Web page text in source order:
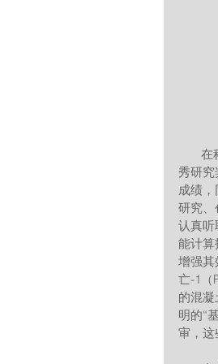
秀研究
成绩
研究、
认真听
能计算
增强其
亡-1（
的混
明的“
审，这